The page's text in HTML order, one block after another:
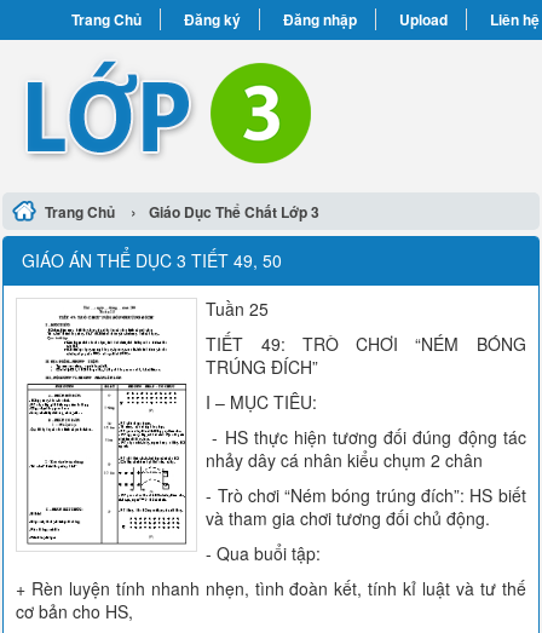
Trang Chủ Đăng ký Đăng nhập Upload Liên hệ
Trang Chủ › Giáo Dục Thể Chất Lớp 3
GIÁO ÁN THỂ DỤC 3 TIẾT 49, 50
Tuần 25
TIẾT 49: TRÒ CHƠI “NÉM BÓNG
TRÚNG ĐÍCH”
I – MỤC TIÊU:
- HS thực hiện tương đối đúng động tác
nhảy dây cá nhân kiểu chụm 2 chân
- Trò chơi “Ném bóng trúng đích”: HS biết
và tham gia chơi tương đối chủ động.
- Qua buổi tập:
+ Rèn luyện tính nhanh nhẹn, tình đoàn kết, tính kỉ luật và tư thế
cơ bản cho HS,